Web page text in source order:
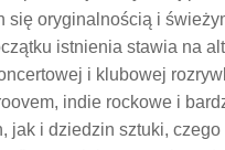
oryginalnością i
istnienia stawia na
i klubowej
indie rockowe i
i dziedzin sztuki, czego